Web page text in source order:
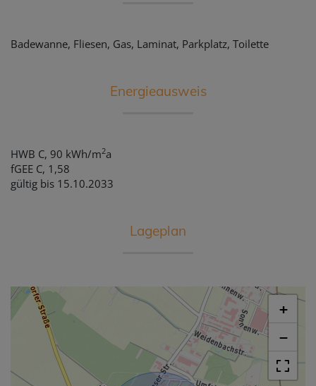
Badewanne Fliesen Gas Laminat Parkplatz Toilette
Energieausweis
HWB C, 90 kWh/m2a
fGEE C, 1,58
gültig bis 15.10.2033
Lageplan
+
−